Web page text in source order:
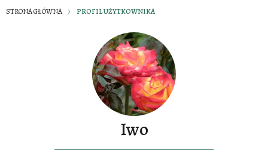
STRONA GŁÓWNA PROFIL UŻYTKOWNIKA
Iwo